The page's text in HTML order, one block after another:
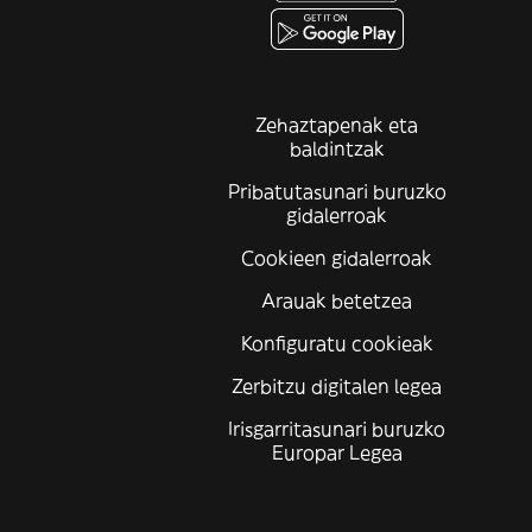
Zehaztapenak eta
baldintzak
Pribatutasunari buruzko
gidalerroak
Cookieen gidalerroak
Arauak betetzea
Konfiguratu cookieak
Zerbitzu digitalen legea
Irisgarritasunari buruzko
Europar Legea